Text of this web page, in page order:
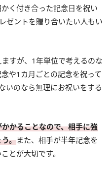
く付き合った記念日を祝い
ゼントを贈り合いたい人もい
すが、1年単位で考えるのな
や1カ月ごとの記念を祝って
いのなら無理にお祝いをする
かることなので、相手に強
。また、相手が半年記念を
とが大切です。